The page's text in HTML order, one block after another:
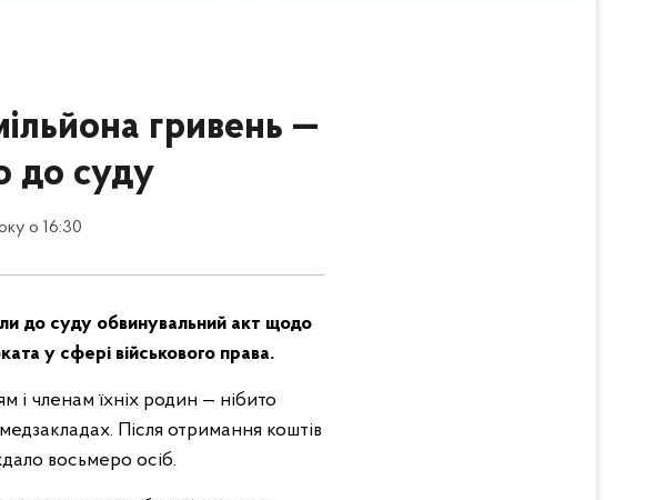
гривень —
до суду
о 16:30
до суду обвинувальний акт щодо
у сфері військового права.
і членам їхніх родин — нібито
Після отримання коштів
восьмеро осіб.